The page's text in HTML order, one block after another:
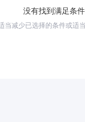
没有找到满足条
当减少已选择的条件或适